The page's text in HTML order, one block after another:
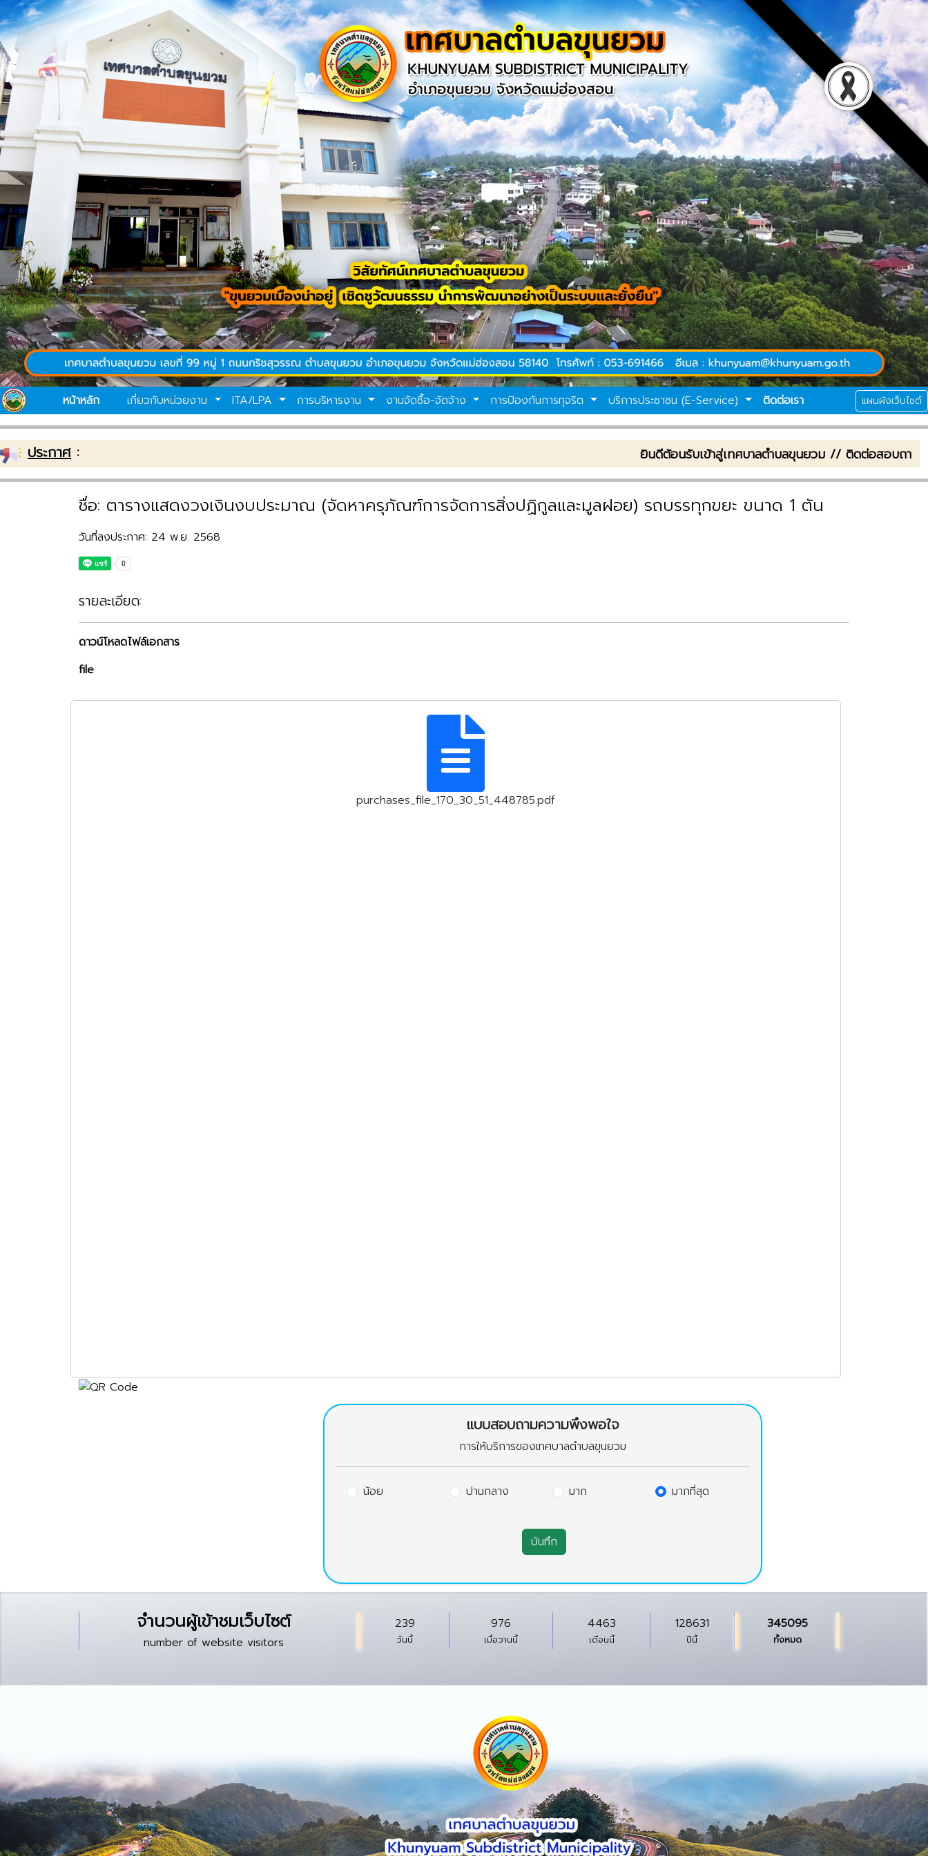
หน้าหลัก เกี่ยวกับหน่วยงาน ITA/LPA การบริหารงาน งานจัดซื้อ-จัดจ้าง การป้องกันการทุจริต บริการประชาชน (E-Service) ติดต่อเรา แผนผังเว็บไซต์
ประกาศ : ยินดีต้อนรับเข้าสู่เทศบาลตำบลขุนยวม // ติดต่อสอบถาม : โทรศัพ
ชื่อ: ตารางแสดงวงเงินงบประมาณ (จัดหาครุภัณฑ์การจัดการสิ่งปฏิกูลและมูลฝอย) รถบรรทุกขยะ ขนาด 1 ตัน
วันที่ลงประกาศ: 24 พ.ย. 2568
รายละเอียด:
ดาวน์โหลดไฟล์เอกสาร
file
purchases_file_170_30_51_448785.pdf
แบบสอบถามความพึงพอใจ
การให้บริการของเทศบาลตำบลขุนยวม
น้อย ปานกลาง มาก มากที่สุด
บันทึก
จำนวนผู้เข้าชมเว็บไซต์
number of website visitors วันนี้
239
เมื่อวานนี้
976
เดือนนี้
4463
ปีนี้
128631
ทั้งหมด
345095